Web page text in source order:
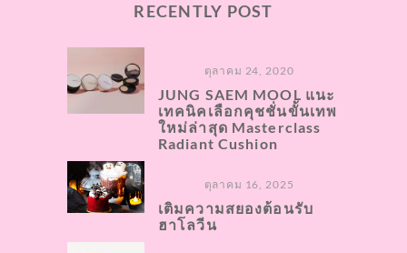
RECENTLY POST
ตุลาคม 24, 2020
JUNG SAEM MOOL แนะ
เทคนิคเลือกคุชชั่นขั้นเทพ
ใหม่ล่าสุด Masterclass
Radiant Cushion
ตุลาคม 16, 2025
เติมความสยองต้อนรับ
ฮาโลวีน